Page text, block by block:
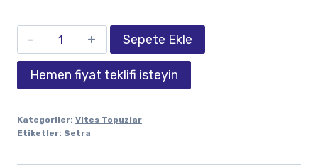
Sepete Ekle
Hemen fiyat teklifi isteyin
Kategoriler: Vites Topuzlar
Etiketler: Setra